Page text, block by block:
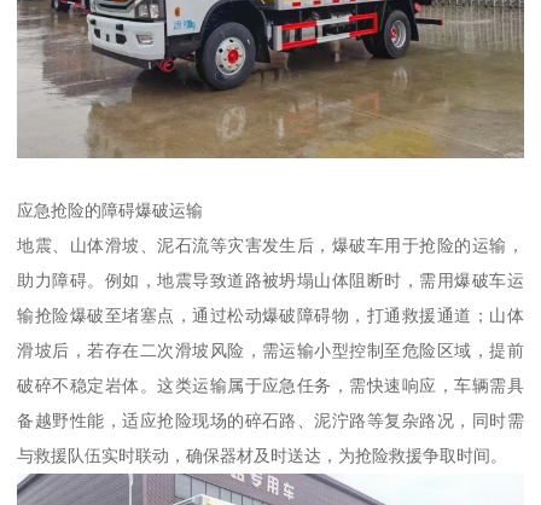
应急抢险的障碍爆破运输​
地震、山体滑坡、泥石流等灾害发生后，爆破车用于抢险的运输，
助力障碍。例如，地震导致道路被坍塌山体阻断时，需用爆破车运
输抢险爆破至堵塞点，通过松动爆破障碍物，打通救援通道；山体
滑坡后，若存在二次滑坡风险，需运输小型控制至危险区域，提前
破碎不稳定岩体。这类运输属于应急任务，需快速响应，车辆需具
备越野性能，适应抢险现场的碎石路、泥泞路等复杂路况，同时需
与救援队伍实时联动，确保器材及时送达，为抢险救援争取时间。